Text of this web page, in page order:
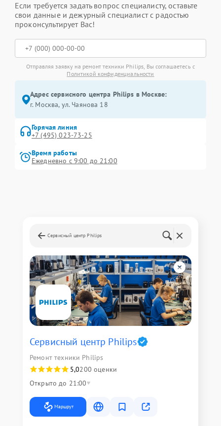
Если требуется задать вопрос специалисту, оставьте
свои данные и дежурный специалист с радостью
проконсультирует Вас!
Отправляя заявку на ремонт техники Philips, Вы соглашаетесь с
Политикой конфиденциальности
Адрес сервисного центра Philips в Москве:
г. Москва, ул. Чаянова 18
Горячая линия
+7 (495) 023-73-25
Время работы
Ежедневно с 9:00 до 21:00
Сервисный центр Philips
Сервисный центр Philips
Ремонт техники Philips
5,0200 оценки
Открыто до 21:00
Маршрут